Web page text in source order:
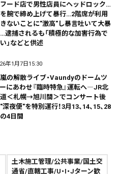
フード店で男性店員にヘッドロック…
腕で締め上げて暴行…2階席が利用
ないことに"激高"し暴言吐いて大暴
逮捕されるも「積極的な加害行為で
」などと供述
年1月7日15:30
の解散ライブ・Vaundyのドームツ
にあわせ『臨時特急』運転へ―JR北
＜札幌→旭川間＞でコンサート後
深夜便"を特別運行！3月13、14、15、28
4日間
土木施工管理/公共事業/国土交
通省/直轄工事/U・I・Jターン歓